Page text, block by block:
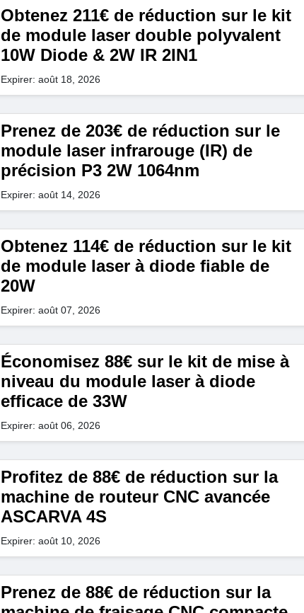
Obtenez 211€ de réduction sur le kit
de module laser double polyvalent
10W Diode & 2W IR 2IN1
Expirer: août 18, 2026
Prenez de 203€ de réduction sur le
module laser infrarouge (IR) de
précision P3 2W 1064nm
Expirer: août 14, 2026
Obtenez 114€ de réduction sur le kit
de module laser à diode fiable de
20W
Expirer: août 07, 2026
Économisez 88€ sur le kit de mise à
niveau du module laser à diode
efficace de 33W
Expirer: août 06, 2026
Profitez de 88€ de réduction sur la
machine de routeur CNC avancée
ASCARVA 4S
Expirer: août 10, 2026
Prenez de 88€ de réduction sur la